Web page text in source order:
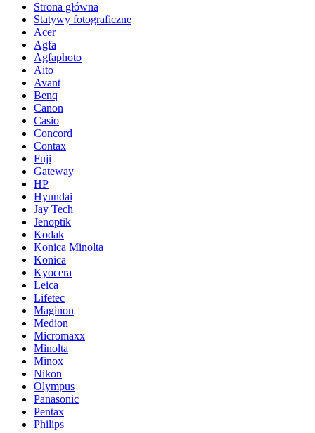
Strona główna
Statywy fotograficzne
Acer
Agfa
Agfaphoto
Aito
Avant
Benq
Canon
Casio
Concord
Contax
Fuji
Gateway
HP
Hyundai
Jay Tech
Jenoptik
Kodak
Konica Minolta
Konica
Kyocera
Leica
Lifetec
Maginon
Medion
Micromaxx
Minolta
Minox
Nikon
Olympus
Panasonic
Pentax
Philips